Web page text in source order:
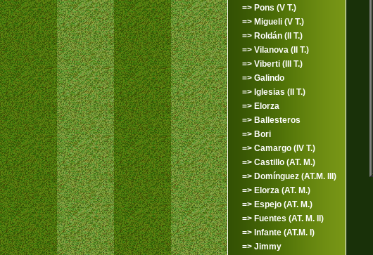
=> Pons (V T.)
=> Migueli (V T.)
=> Roldán (II T.)
=> Vilanova (II T.)
=> Viberti (III T.)
=> Galindo
=> Iglesias (II T.)
=> Elorza
=> Ballesteros
=> Bori
=> Camargo (IV T.)
=> Castillo (AT. M.)
=> Domínguez (AT.M. III)
=> Elorza (AT. M.)
=> Espejo (AT. M.)
=> Fuentes (AT. M. II)
=> Infante (AT.M. I)
=> Jimmy